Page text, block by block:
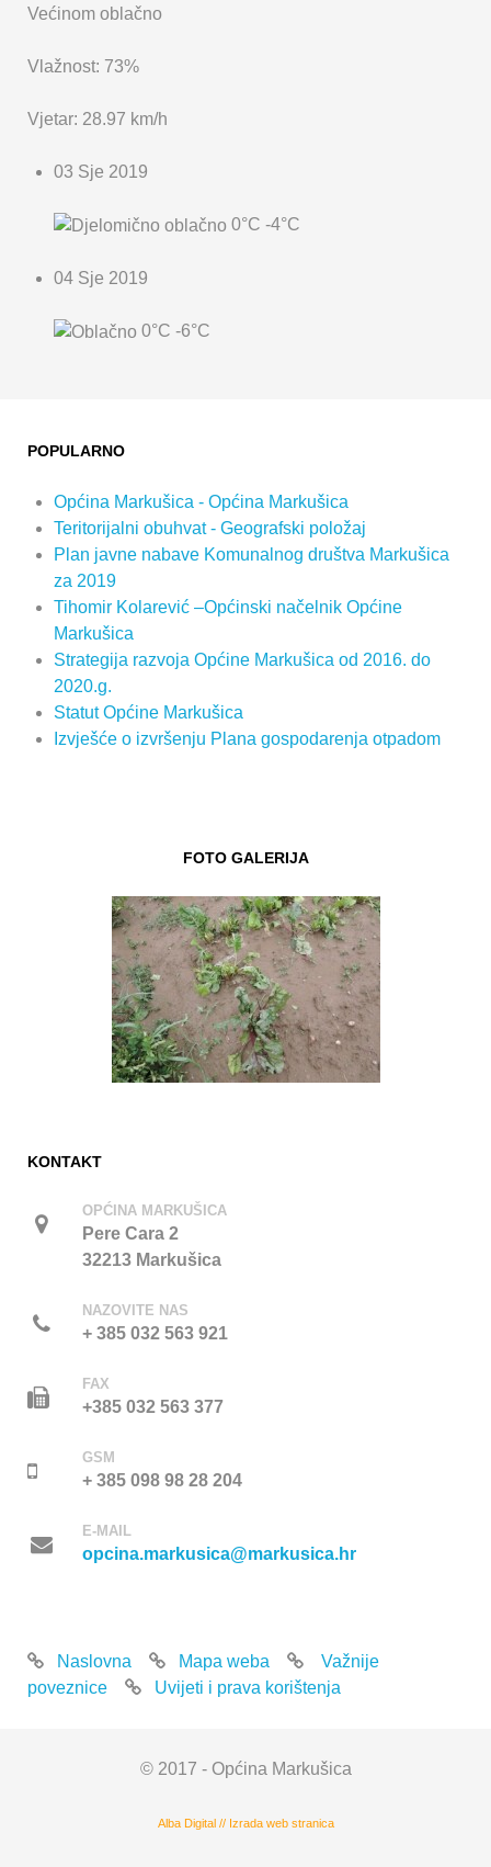
Većinom oblačno
Vlažnost: 73%
Vjetar: 28.97 km/h
03 Sje 2019
0°C -4°C
04 Sje 2019
0°C -6°C
POPULARNO
Općina Markušica - Općina Markušica
Teritorijalni obuhvat - Geografski položaj
Plan javne nabave Komunalnog društva Markušica
za 2019
Tihomir Kolarević –Općinski načelnik Općine
Markušica
Strategija razvoja Općine Markušica od 2016. do
2020.g.
Statut Općine Markušica
Izvješće o izvršenju Plana gospodarenja otpadom
FOTO GALERIJA
KONTAKT
OPĆINA MARKUŠICA
Pere Cara 2
32213 Markušica
NAZOVITE NAS
+ 385 032 563 921
FAX
+385 032 563 377
GSM
+ 385 098 98 28 204
E-MAIL
opcina.markusica@markusica.hr
Naslovna Mapa weba
Važnije
poveznice
Uvijeti i prava korištenja
© 2017 - Općina Markušica
Alba Digital // Izrada web stranica